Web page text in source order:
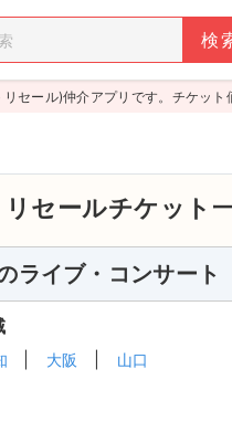
セール)仲介アプリです。チケット
リセールチケット
ライブ・コンサート
大阪 山口